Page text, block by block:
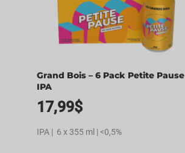
Grand Bois – 6 Pack Petite Pause
IPA
17,99$
IPA | 6 x 355 ml | <0,5%